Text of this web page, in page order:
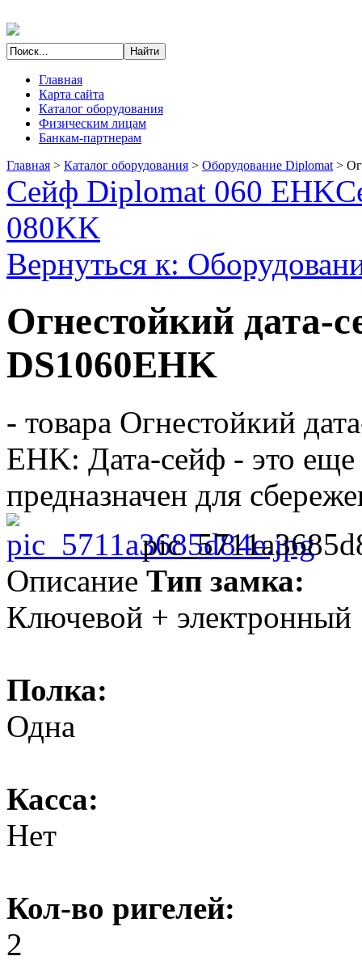
Главная
Карта сайта
Каталог оборудования
Физическим лицам
Банкам-партнерам
Главная > Каталог оборудования > Оборудование Diplomat >
Сейф Diplomat 060 EHK
080KK
Вернуться к:
Огнестойкий дата-
DS1060EHK
- товара Огнестойкий
EHK: Дата-сейф - это
предназначен для
Описание Тип замка:
Ключевой + электронный
Полка:
Одна
Касса:
Нет
Кол-во ригелей:
2